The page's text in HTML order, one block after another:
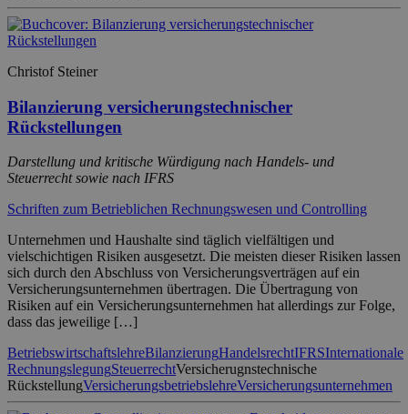
Christof Steiner
Bilanzierung versicherungstechnischer
Rückstellungen
Darstellung und kritische Würdigung nach Handels- und
Steuerrecht sowie nach IFRS
Schriften zum Betrieblichen Rechnungswesen und Controlling
Unternehmen und Haushalte sind täglich vielfältigen und
vielschichtigen Risiken ausgesetzt. Die meisten dieser Risiken lassen
sich durch den Abschluss von Versicherungsverträgen auf ein
Versicherungsunternehmen übertragen. Die Übertragung von
Risiken auf ein Versicherungsunternehmen hat allerdings zur Folge,
dass das jeweilige […]
BetriebswirtschaftslehreBilanzierungHandelsrechtIFRSInternationale
RechnungslegungSteuerrechtVersicherugnstechnische
RückstellungVersicherungsbetriebslehreVersicherungsunternehmen